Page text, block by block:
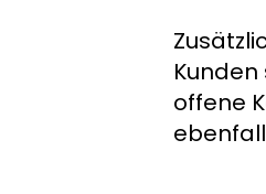
offene